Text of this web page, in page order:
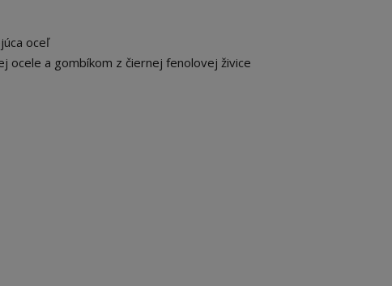
oceľ
ocele a gombíkom z čiernej fenolovej živice